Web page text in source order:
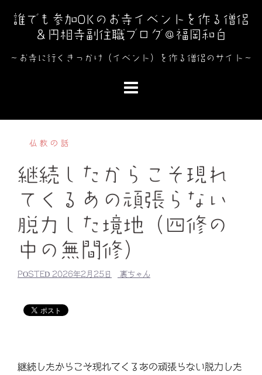
キ
誰でも参加OKのお寺イベントを作る僧侶
＆円相寺副住職ブログ＠福岡和白
～お寺に行くきっかけ（イベント）を作る僧侶のサイト～
仏教の話
継続したからこそ現れ
てくるあの頑張らない
脱力した境地（四修の
中の無間修）
POSTED 2026年2月25日 裏ちゃん
継続したからこそ現れてくるあの頑張らない脱力した